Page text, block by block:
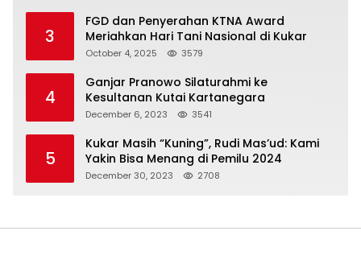
3
FGD dan Penyerahan KTNA Award
Meriahkan Hari Tani Nasional di Kukar
October 4, 2025 3579
4
Ganjar Pranowo Silaturahmi ke
Kesultanan Kutai Kartanegara
December 6, 2023 3541
5
Kukar Masih “Kuning”, Rudi Mas’ud: Kami
Yakin Bisa Menang di Pemilu 2024
December 30, 2023 2708